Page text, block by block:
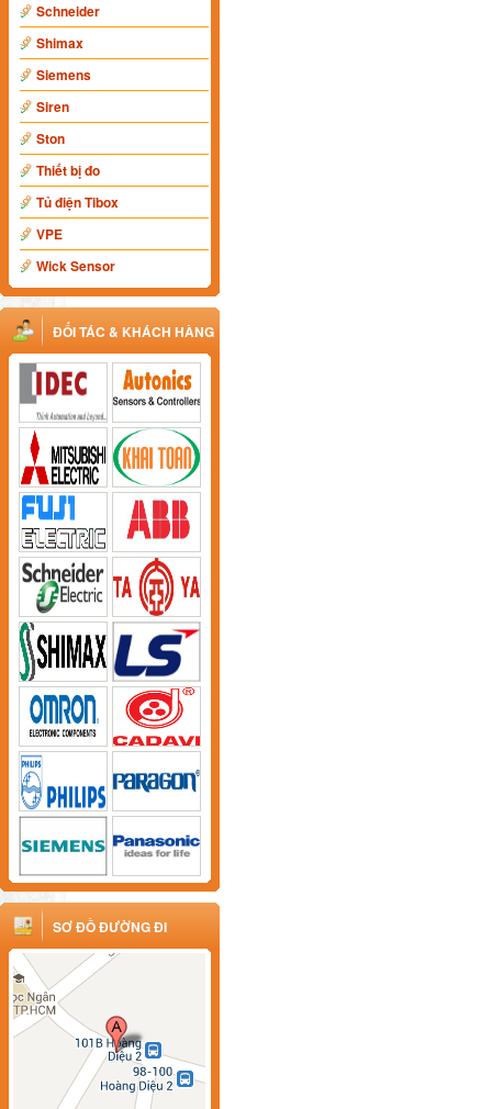
Schneider
Shimax
Siemens
Siren
Ston
Thiết bị đo
Tủ điện Tibox
VPE
Wick Sensor
ĐỐI TÁC & KHÁCH HÀNG
SƠ ĐỒ ĐƯỜNG ĐI